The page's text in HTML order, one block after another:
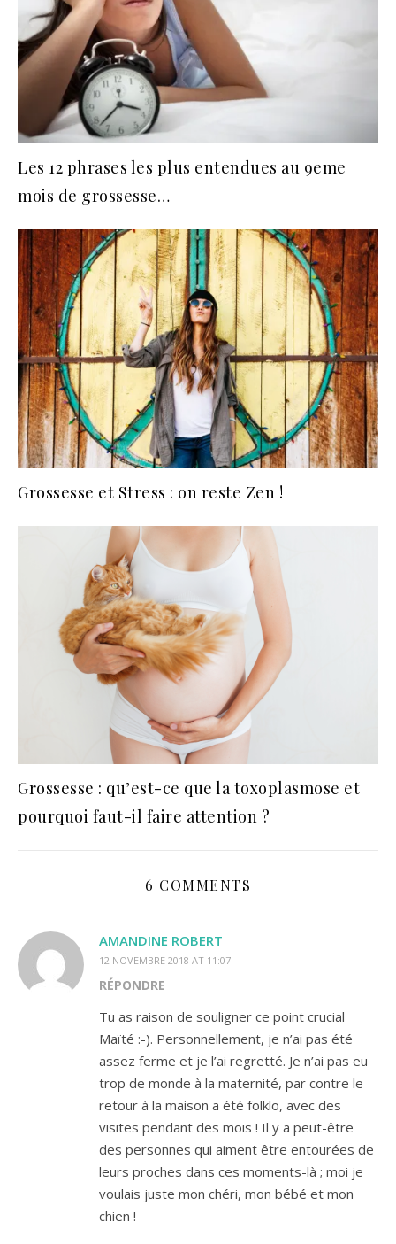
Les 12 phrases les plus entendues au 9eme
mois de grossesse…
Grossesse et Stress : on reste Zen !
Grossesse : qu’est-ce que la toxoplasmose et
pourquoi faut-il faire attention ?
6 COMMENTS
AMANDINE ROBERT
12 NOVEMBRE 2018 AT 11:07
RÉPONDRE
Tu as raison de souligner ce point crucial
Maïté :-). Personnellement, je n’ai pas été
assez ferme et je l’ai regretté. Je n’ai pas eu
trop de monde à la maternité, par contre le
retour à la maison a été folklo, avec des
visites pendant des mois ! Il y a peut-être
des personnes qui aiment être entourées de
leurs proches dans ces moments-là ; moi je
voulais juste mon chéri, mon bébé et mon
chien !